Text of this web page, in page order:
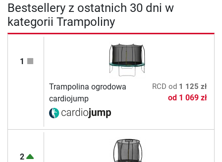
Bestsellery z ostatnich 30 dni w
kategorii Trampoliny
1
Trampolina ogrodowa
cardiojump
RCD od 1 125 zł
od 1 069 zł
2